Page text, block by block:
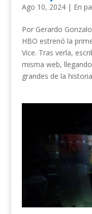
Ago 10, 2024| En
Por Gerardo
HBO estrenó la
Vice. Tras verla,
misma web,
grandes de la